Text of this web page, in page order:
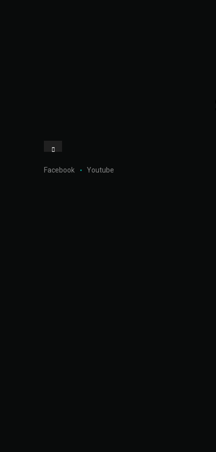
Facebook Youtube